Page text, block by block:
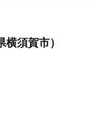
横須賀市）